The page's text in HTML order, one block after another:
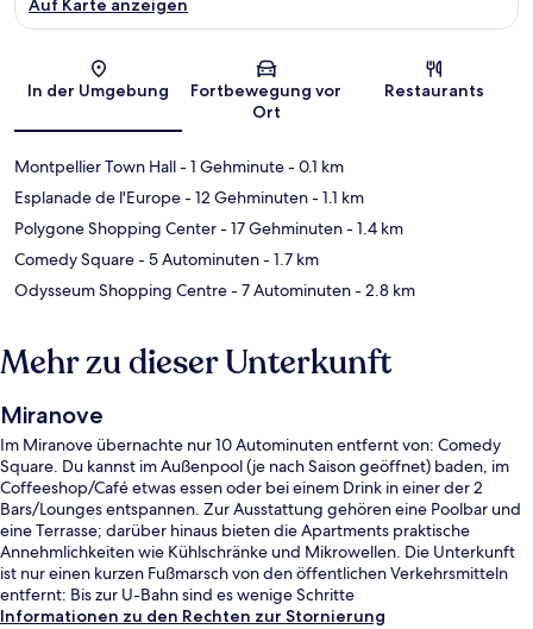
Karte
Auf Karte anzeigen
In der Umgebung
Fortbewegung vor
Ort
Restaurants
Montpellier Town Hall- 1 Gehminute- 0.1 km
Esplanade de l'Europe- 12 Gehminuten- 1.1 km
Polygone Shopping Center- 17 Gehminuten- 1.4 km
Comedy Square- 5 Autominuten- 1.7 km
Odysseum Shopping Centre- 7 Autominuten- 2.8 km
Mehr zu dieser Unterkunft
Miranove
Im Miranove übernachte nur 10 Autominuten entfernt von: Comedy
Square. Du kannst im Außenpool (je nach Saison geöffnet) baden, im
Coffeeshop/Café etwas essen oder bei einem Drink in einer der 2
Bars/Lounges entspannen. Zur Ausstattung gehören eine Poolbar und
eine Terrasse; darüber hinaus bieten die Apartments praktische
Annehmlichkeiten wie Kühlschränke und Mikrowellen. Die Unterkunft
ist nur einen kurzen Fußmarsch von den öffentlichen Verkehrsmitteln
entfernt: Bis zur U-Bahn sind es wenige Schritte
(Straßenbahnhaltestelle Moulares) bzw. 5 Minuten
Informationen zu den Rechten zur Stornierung